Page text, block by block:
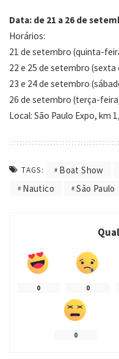
Data: de 21 a 26 de
Horários:
21 de setembro (quinta-
22 e 25 de setembro (sexta
23 e 24 de setembro
26 de setembro (terça-
Local: São Paulo Expo, km
TAGS: Boat Show
Nautico
São Paulo
0 0
0